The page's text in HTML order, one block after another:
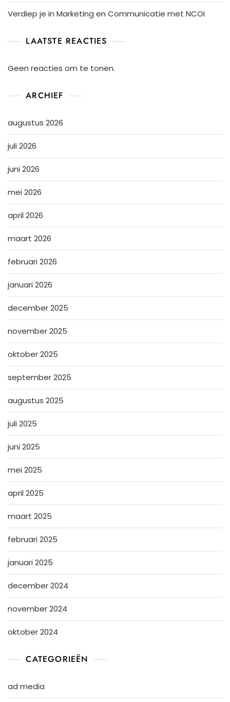
Verdiep je in Marketing en Communicatie met NCOI
LAATSTE REACTIES
Geen reacties om te tonen.
ARCHIEF
augustus 2026
juli 2026
juni 2026
mei 2026
april 2026
maart 2026
februari 2026
januari 2026
december 2025
november 2025
oktober 2025
september 2025
augustus 2025
juli 2025
juni 2025
mei 2025
april 2025
maart 2025
februari 2025
januari 2025
december 2024
november 2024
oktober 2024
CATEGORIEËN
ad media